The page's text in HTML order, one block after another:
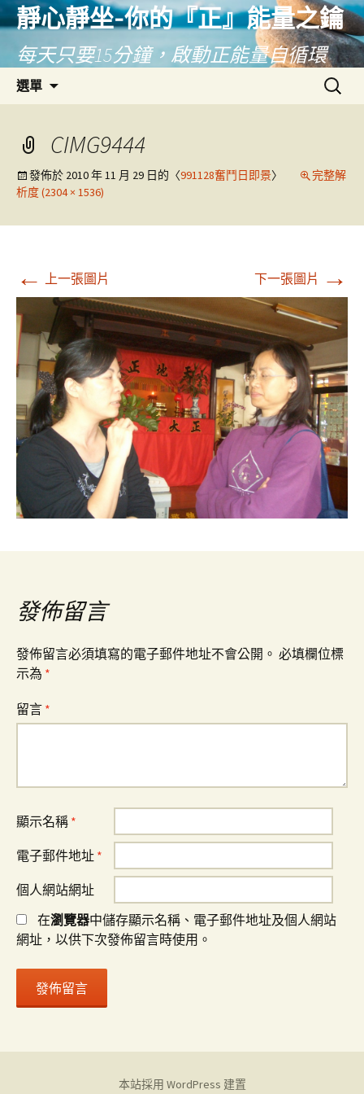
靜心靜坐-你的『正』能量之鑰
每天只要15分鐘，啟動正能量自循環
選單
要
內
容
搜
尋
CIMG9444
發佈於 2010 年 11 月 29 日的〈991128奮鬥日即景〉
完整解
析度 (2304 × 1536)
← 上一張圖片 下一張圖片 →
發佈留言
發佈留言必須填寫的電子郵件地址不會公開。 必填欄位標
示為 *
留言 *
顯示名稱 *
電子郵件地址 *
個人網站網址
在瀏覽器中儲存顯示名稱、電子郵件地址及個人網站
網址，以供下次發佈留言時使用。
本站採用 WordPress 建置